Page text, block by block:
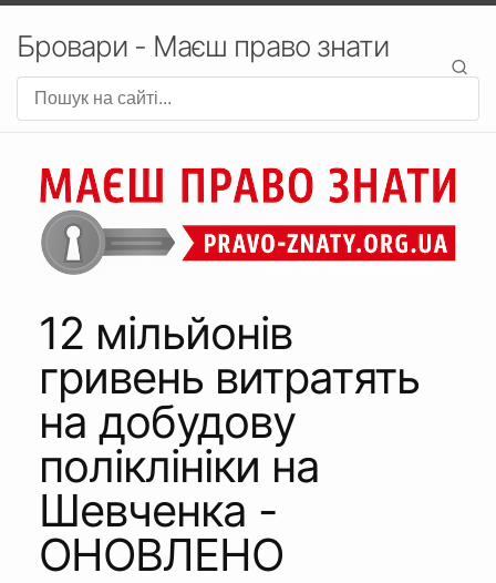
Бровари - Маєш право знати
12 мільйонів
гривень витратять
на добудову
поліклініки на
Шевченка -
ОНОВЛЕНО